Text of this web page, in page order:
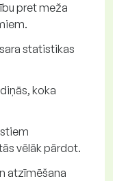
pret meža
statistikas
koka
vēlāk pārdot.
atzīmēšana